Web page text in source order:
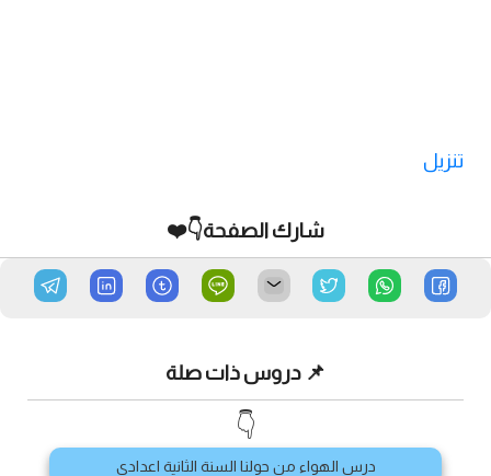
تنزيل
شارك الصفحة👇❤️
📌 دروس ذات صلة
👇
درس الهواء من حولنا السنة الثانية اعدادي